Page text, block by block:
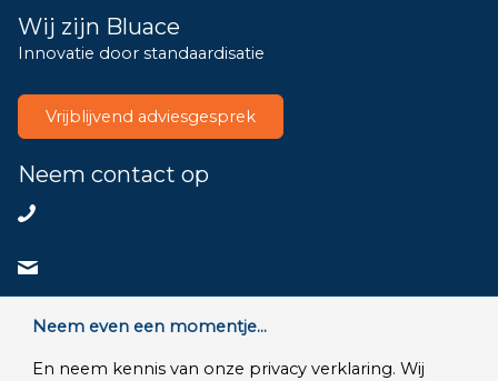
Wij zijn Bluace
Innovatie door standaardisatie
Vrijblijvend adviesgesprek
Neem contact op
Neem contact op
Neem even een momentje...
En neem kennis van onze privacy verklaring. Wij